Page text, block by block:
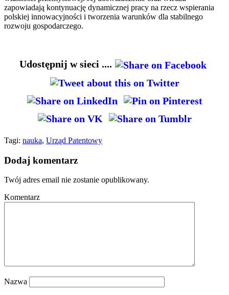
zapowiadają kontynuację dynamicznej pracy na rzecz wspierania
polskiej innowacyjności i tworzenia warunków dla stabilnego
rozwoju gospodarczego.
Udostępnij w sieci ....
Tagi: nauka, Urząd Patentowy
Dodaj komentarz
Twój adres email nie zostanie opublikowany.
Komentarz
Nazwa